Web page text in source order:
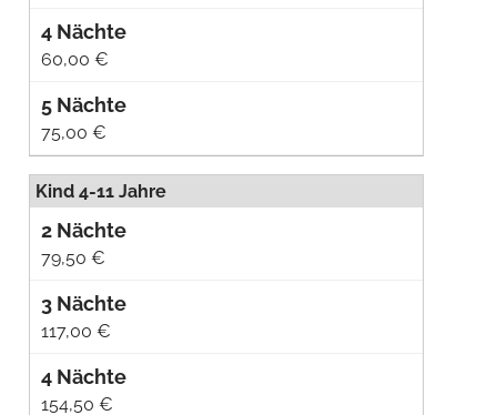
60,00 €
75,00 €
Kind 4-11 Jahre
79,50 €
117,00 €
154,50 €